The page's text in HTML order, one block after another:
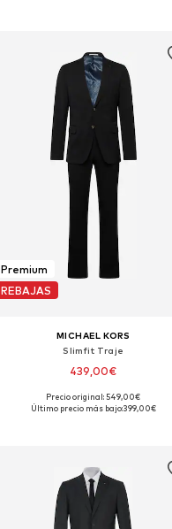
Premium
REBAJAS
MICHAEL KORS
Slimfit Traje
439,00€
Tallas disponibles: 46, 48, 56, 58, 94
Precio original: 549,00€
Último precio más bajo:399,00€